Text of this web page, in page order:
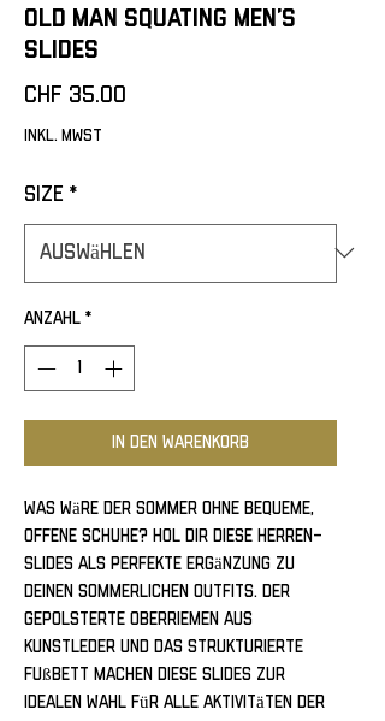
Old man Squating Men’s
slides
CHF 35.00
inkl. MwSt
Size *
Anzahl *
In den Warenkorb
Was wäre der Sommer ohne bequeme,
offene Schuhe? Hol dir diese Herren-
Slides als perfekte Ergänzung zu
deinen sommerlichen Outfits. Der
gepolsterte Oberriemen aus
Kunstleder und das strukturierte
Fußbett machen diese Slides zur
idealen Wahl für alle Aktivitäten der